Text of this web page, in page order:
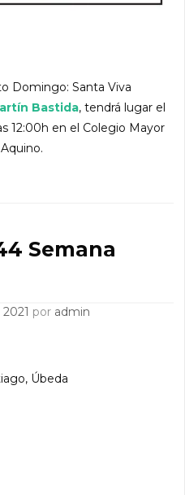
Domingo: Santa Viva
Bastida, tendrá lugar el
12:00h en el Colegio Mayor
Semana
por admin
Úbeda